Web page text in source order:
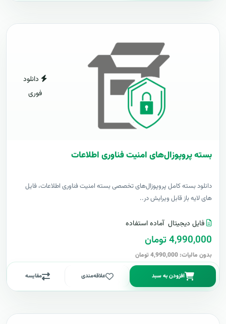
دانلود
فوری
بسته پروپوزال‌های امنیت فناوری اطلاعات
دانلود بسته کامل پروپوزال‌های تخصصی بسته امنیت فناوری اطلاعات، فایل
های لایه باز قابل ویرایش در..
فایل دیجیتال آماده استفاده
4,990,000 تومان
بدون مالیات: 4,990,000 تومان
افزودن به سبد علاقه‌مندی مقایسه